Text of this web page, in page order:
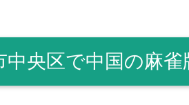
中央区で中国の麻